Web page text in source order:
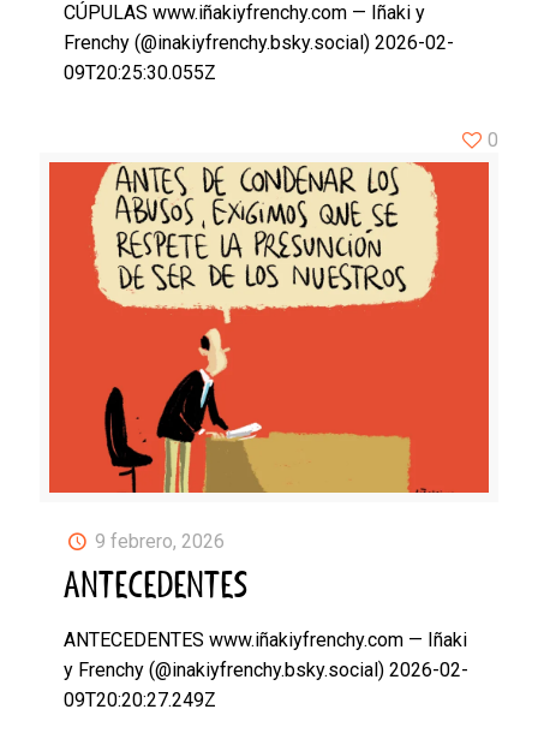
CÚPULAS www.iñakiyfrenchy.com — Iñaki y
Frenchy (@inakiyfrenchy.bsky.social) 2026-02-
09T20:25:30.055Z
9 febrero, 2026
ANTECEDENTES
ANTECEDENTES www.iñakiyfrenchy.com — Iñaki
y Frenchy (@inakiyfrenchy.bsky.social) 2026-02-
09T20:20:27.249Z
0